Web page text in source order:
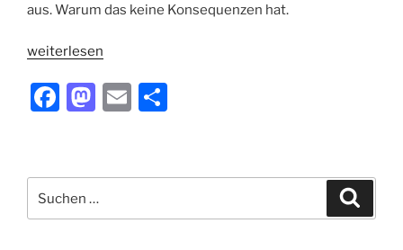
aus. Warum das keine Konsequenzen hat.
„Mann
Konsequenzen“
weiterlesen
F
e
b
M
o
d
E
l
n
nach: